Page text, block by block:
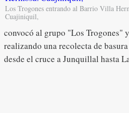
Los Trogones entrando al Barrio Villa
Cuajiniquil,
convocó al grupo "Los Trogones"
realizando una recolecta de
desde el cruce a Junquillal hasta